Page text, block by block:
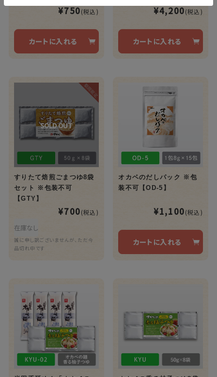
¥750(税込)
カートに入れる
¥4,200(税込)
カートに入れる
すりたて焙煎ごまつゆ8袋
セット ※包装不可
【GTY】
¥700(税込)
在庫なし
誠に申し訳ございませんが、ただ今
品切れ中です
オカベのだしパック ※包
装不可【OD-5】
¥1,100(税込)
カートに入れる